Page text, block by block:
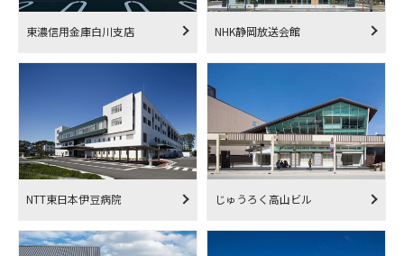
東濃信用金庫白川支店 NHK静岡放送会館
NTT東日本伊豆病院 じゅうろく高山ビル